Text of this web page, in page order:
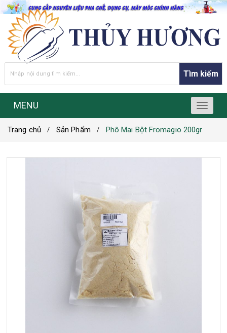
Tìm kiếm
MENU
T
o
g
Trang chủ Sản Phẩm Phô Mai Bột Fromagio 200gr